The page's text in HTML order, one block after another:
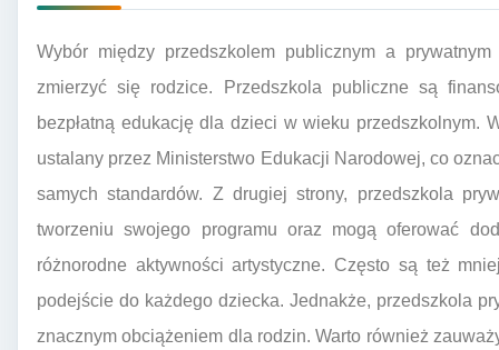
Wybór między przedszkolem publicznym a
zmierzyć się rodzice. Przedszkola publiczne są
bezpłatną edukację dla dzieci w wieku przedszkolnym.
ustalany przez Ministerstwo Edukacji Narodowej, co
samych standardów. Z drugiej strony, przedszkola
tworzeniu swojego programu oraz mogą oferować
różnorodne aktywności artystyczne. Często są też
podejście do każdego dziecka. Jednakże, przedszkola
znacznym obciążeniem dla rodzin. Warto również